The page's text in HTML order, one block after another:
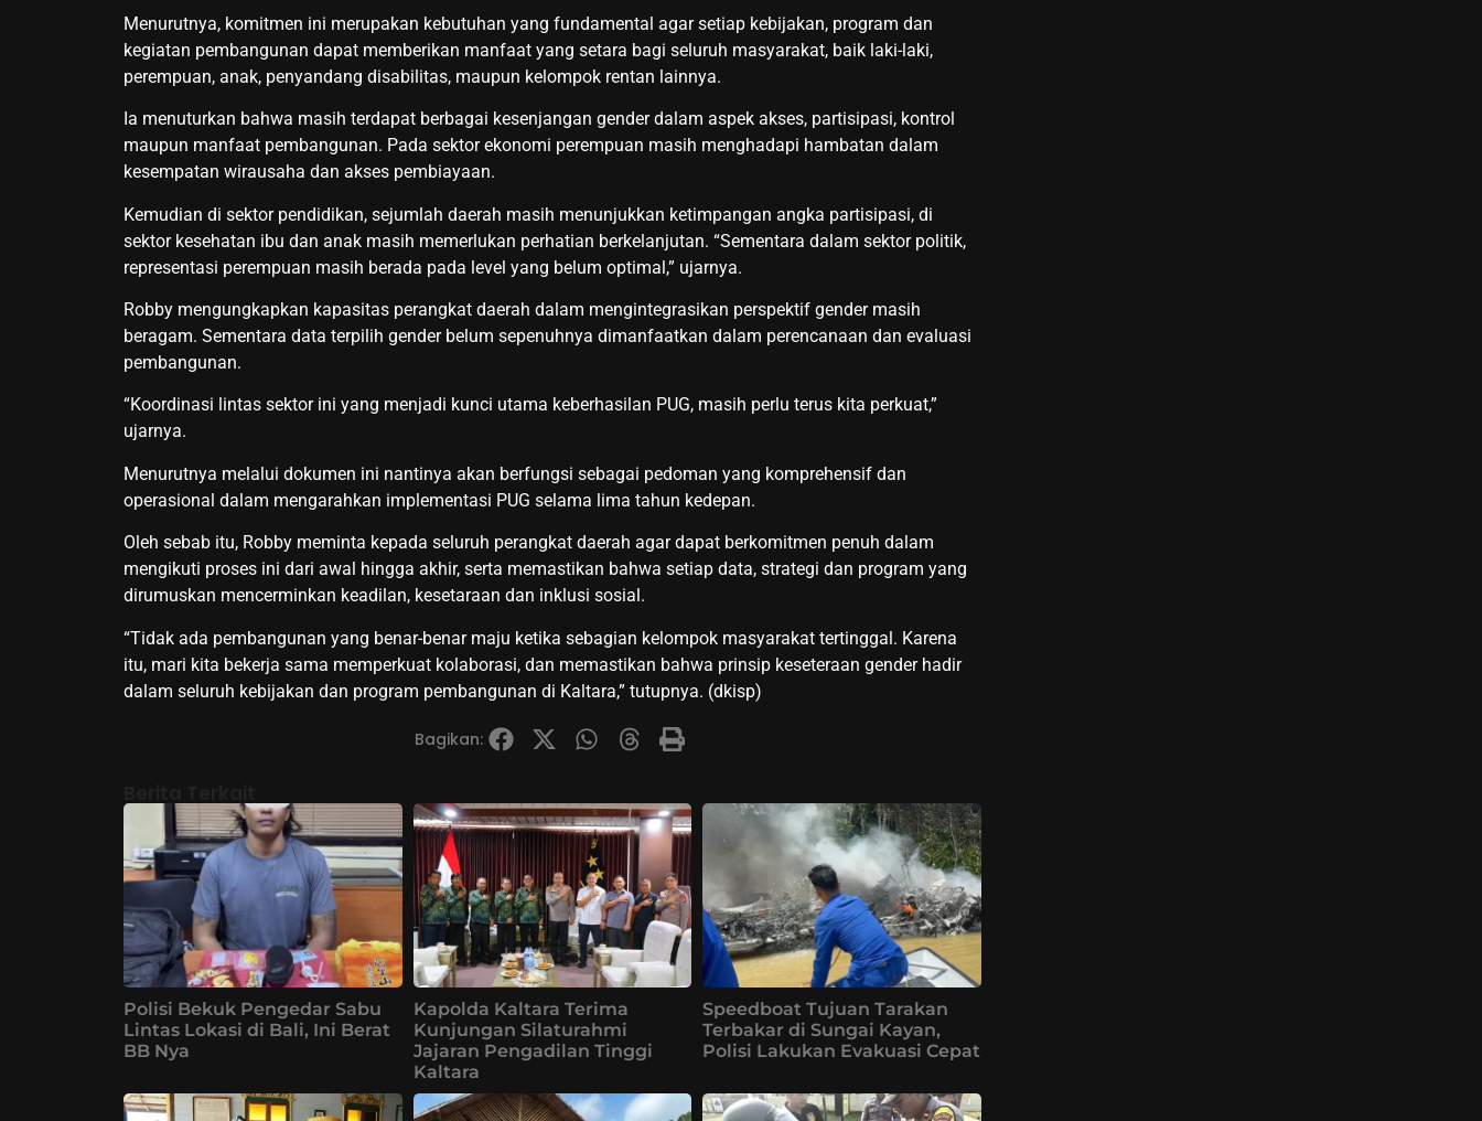
Menurutnya, komitmen ini merupakan kebutuhan yang fundamental agar setiap kebijakan, program dan
kegiatan pembangunan dapat memberikan manfaat yang setara bagi seluruh masyarakat, baik laki-laki,
perempuan, anak, penyandang disabilitas, maupun kelompok rentan lainnya.
Ia menuturkan bahwa masih terdapat berbagai kesenjangan gender dalam aspek akses, partisipasi, kontrol
maupun manfaat pembangunan. Pada sektor ekonomi perempuan masih menghadapi hambatan dalam
kesempatan wirausaha dan akses pembiayaan.
Kemudian di sektor pendidikan, sejumlah daerah masih menunjukkan ketimpangan angka partisipasi, di
sektor kesehatan ibu dan anak masih memerlukan perhatian berkelanjutan. “Sementara dalam sektor politik,
representasi perempuan masih berada pada level yang belum optimal,” ujarnya.
Robby mengungkapkan kapasitas perangkat daerah dalam mengintegrasikan perspektif gender masih
beragam. Sementara data terpilih gender belum sepenuhnya dimanfaatkan dalam perencanaan dan evaluasi
pembangunan.
“Koordinasi lintas sektor ini yang menjadi kunci utama keberhasilan PUG, masih perlu terus kita perkuat,”
ujarnya.
Menurutnya melalui dokumen ini nantinya akan berfungsi sebagai pedoman yang komprehensif dan
operasional dalam mengarahkan implementasi PUG selama lima tahun kedepan.
Oleh sebab itu, Robby meminta kepada seluruh perangkat daerah agar dapat berkomitmen penuh dalam
mengikuti proses ini dari awal hingga akhir, serta memastikan bahwa setiap data, strategi dan program yang
dirumuskan mencerminkan keadilan, kesetaraan dan inklusi sosial.
“Tidak ada pembangunan yang benar-benar maju ketika sebagian kelompok masyarakat tertinggal. Karena
itu, mari kita bekerja sama memperkuat kolaborasi, dan memastikan bahwa prinsip keseteraan gender hadir
dalam seluruh kebijakan dan program pembangunan di Kaltara,” tutupnya. (dkisp)
Bagikan:
Polisi Bekuk Pengedar Sabu
Lintas Lokasi di Bali, Ini Berat
BB Nya
Kapolda Kaltara Terima
Kunjungan Silaturahmi
Jajaran Pengadilan Tinggi
Kaltara
Speedboat Tujuan Tarakan
Terbakar di Sungai Kayan,
Polisi Lakukan Evakuasi Cepat